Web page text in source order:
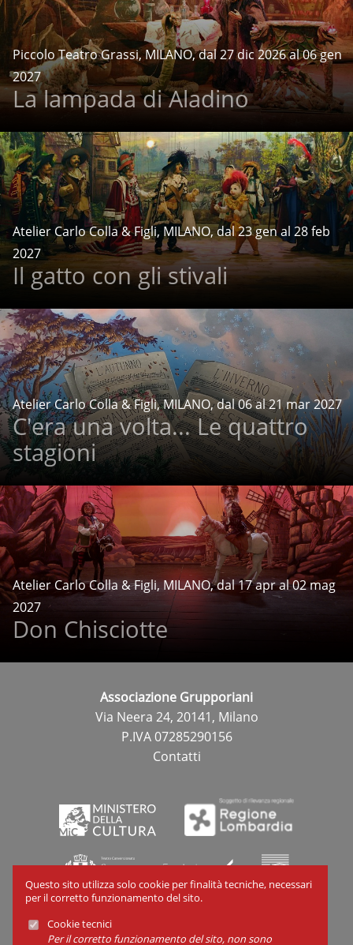
Piccolo Teatro Grassi, MILANO, dal 27 dic 2026 al 06 gen
2027
La lampada di Aladino
Atelier Carlo Colla & Figli, MILANO, dal 23 gen al 28 feb
2027
Il gatto con gli stivali
Atelier Carlo Colla & Figli, MILANO, dal 06 al 21 mar 2027
C'era una volta... Le quattro
stagioni
Atelier Carlo Colla & Figli, MILANO, dal 17 apr al 02 mag
2027
Don Chisciotte
Associazione Grupporiani
Via Neera 24, 20141, Milano
P.IVA 07285290156
Contatti
Cookies
Questo sito utilizza solo cookie per finalità tecniche, necessari
per il corretto funzionamento del sito.
Cookie tecnici
Per il corretto funzionamento del sito, non sono